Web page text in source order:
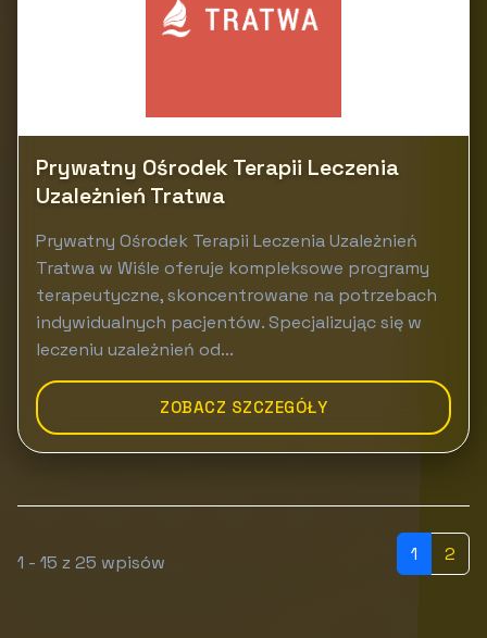
Prywatny Ośrodek Terapii Leczenia
Uzależnień Tratwa
Prywatny Ośrodek Terapii Leczenia Uzależnień
Tratwa w Wiśle oferuje kompleksowe programy
terapeutyczne, skoncentrowane na potrzebach
indywidualnych pacjentów. Specjalizując się w
leczeniu uzależnień od...
ZOBACZ SZCZEGÓŁY
1 - 15 z 25 wpisów 1 2